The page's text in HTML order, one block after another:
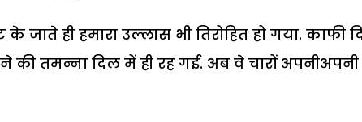
जाते ही हमारा उल्लास भी तिरोहित हो गया. काफी
की तमन्ना दिल में ही रह गई. अब वे चारों अपनीअपनी